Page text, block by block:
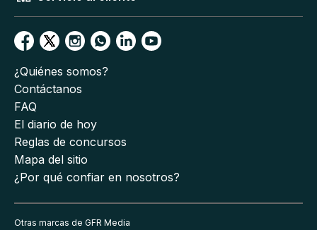
¿Quiénes somos?
Contáctanos
FAQ
El diario de hoy
Reglas de concursos
Mapa del sitio
¿Por qué confiar en nosotros?
Otras marcas de GFR Media